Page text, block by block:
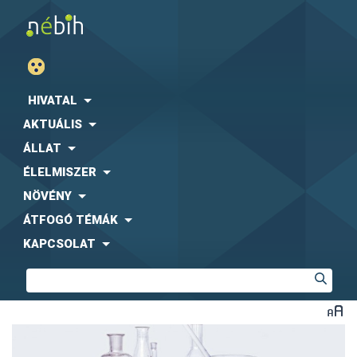
HIVATAL
AKTUÁLIS
ÁLLAT
ÉLELMISZER
NÖVÉNY
ÁTFOGÓ TÉMÁK
KAPCSOLAT